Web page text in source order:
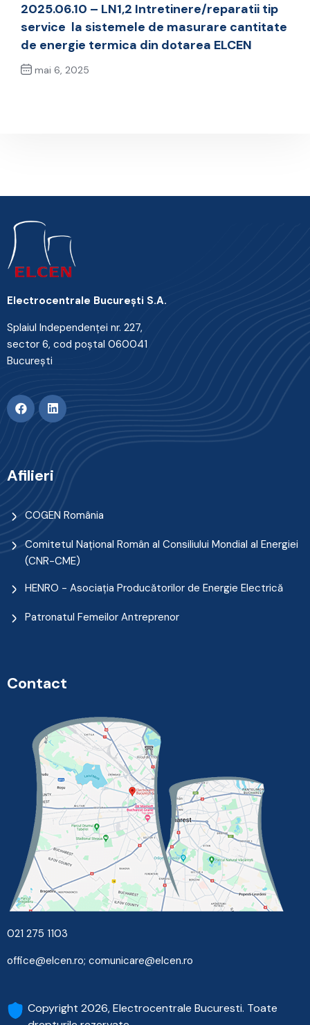
2025.06.10 – LN1,2 Intretinere/reparatii tip
service la sistemele de masurare cantitate
de energie termica din dotarea ELCEN
mai 6, 2025
Electrocentrale Bucureşti S.A.
Splaiul Independenţei nr. 227,
sector 6, cod poştal 060041
Bucureşti
Afilieri
COGEN România
Comitetul Naţional Român al Consiliului Mondial al Energiei
(CNR-CME)
HENRO - Asociația Producătorilor de Energie Electrică
Patronatul Femeilor Antreprenor
Contact
021 275 1103
office@elcen.ro; comunicare@elcen.ro
Copyright 2026, Electrocentrale Bucuresti. Toate